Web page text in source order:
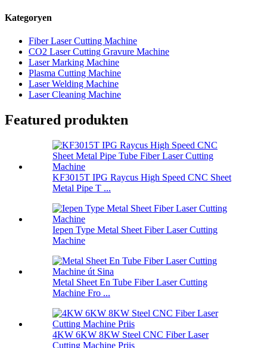
Kategoryen
Fiber Laser Cutting Machine
CO2 Laser Cutting Gravure Machine
Laser Marking Machine
Plasma Cutting Machine
Laser Welding Machine
Laser Cleaning Machine
Featured produkten
KF3015T IPG Raycus High Speed ​​CNC Sheet
Metal Pipe T ...
Iepen Type Metal Sheet Fiber Laser Cutting
Machine
Metal Sheet En Tube Fiber Laser Cutting
Machine Fro ...
4KW 6KW 8KW Steel CNC Fiber Laser
Cutting Machine Priis